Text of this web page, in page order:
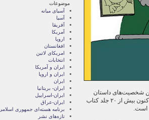
شخصیت‌های داستان
مصور جهان درآمد. آقای گلوک تا کنون بیش از ۲۰ جلد کتاب
است.
موضوعات
آسيای ميانه
آسیا
آفریقا
آمریکا
اروپا
افغانستان
امریکای لاتین
انتخابات
ايران و آمريکا
ايران و اروپا
ایران
ایران- بریتانیا
ایران-اسراییل
ایران-عراق
برنامه هسته‌ای جمهوری
تازه‌های نشر